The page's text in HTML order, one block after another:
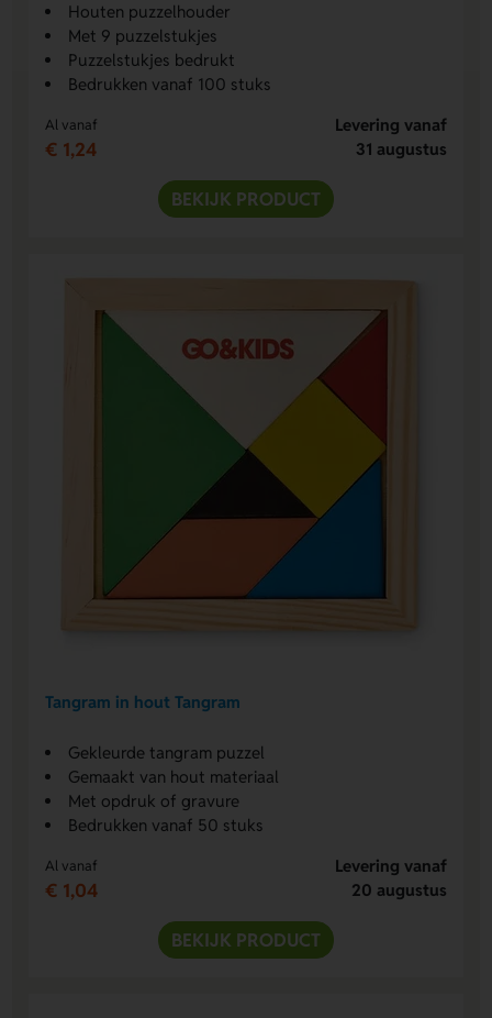
Houten puzzelhouder
Met 9 puzzelstukjes
Puzzelstukjes bedrukt
Bedrukken vanaf 100 stuks
Al vanaf
€ 1,24
Levering vanaf
31 augustus
BEKIJK PRODUCT
Tangram in hout Tangram
Gekleurde tangram puzzel
Gemaakt van hout materiaal
Met opdruk of gravure
Bedrukken vanaf 50 stuks
Al vanaf
€ 1,04
Levering vanaf
20 augustus
BEKIJK PRODUCT